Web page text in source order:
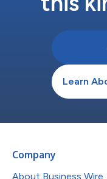
Learn
Company
About Business Wire